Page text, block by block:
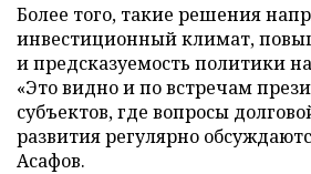
Более того, такие решения
инвестиционный климат,
и предсказуемость политики
«Это видно и по встречам
субъектов, где вопросы
развития регулярно
Асафов.